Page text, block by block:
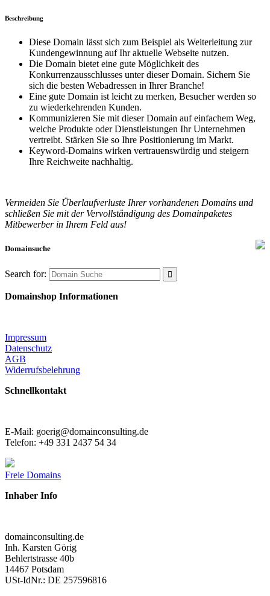
Beschreibung
Diese Domain lässt sich zum Beispiel als Weiterleitung zur
Kundengewinnung auf Ihr aktuelle Webseite nutzen.
Die Domain bietet eine gute Möglichkeit des
Konkurrenzausschlusses unter dieser Domain. Sichern Sie
sich die besten Webadressen in Ihrer Branche!
Eine gute Domain ist leicht zu merken, Besucher werden so
zu wiederkehrenden Kunden.
Kommunizieren Sie mit dieser Domain auf einfachem Weg,
welche Produkte oder Dienstleistungen Ihr Unternehmen
vertreibt. Stärken Sie so Ihre Positionierung im Markt.
Keyword-Domains wirken vertrauenswürdig und steigern
Ihre Reichweite nachhaltig.
Vermeiden Sie Überlaufverluste Ihrer vorhandenen Domains und
schließen Sie mit der Vervollständigung des Domainpaketes
Mitbewerber in Ihrem Feld aus!
Domainsuche
Search for:
Domainshop Informationen
Impressum
Datenschutz
AGB
Widerrufsbelehrung
Schnellkontakt
E-Mail: goerig@domainconsulting.de
Telefon: +49 331 2437 54 34
Freie Domains
Inhaber Info
domainconsulting.de
Inh. Karsten Görig
Behlertstrasse 40b
14467 Potsdam
USt-IdNr.: DE 257596816